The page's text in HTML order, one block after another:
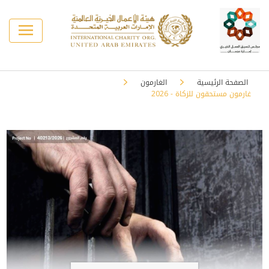
الصفحة الرئيسية
الغارمون
غارمون مستحقون للزكاة - 2026